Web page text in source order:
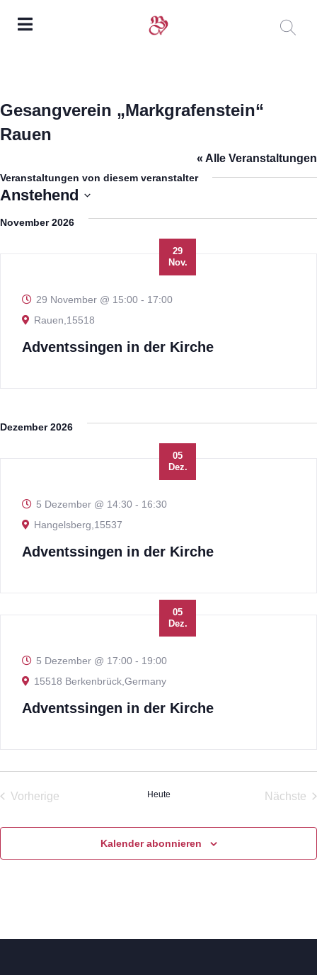
Gesangverein „Markgrafenstein“
Rauen
« Alle Veranstaltungen
Veranstaltungen von diesem veranstalter
Anstehend
Datum
November 2026
29
Nov.
29 November @ 15:00 - 17:00
Rauen,15518
Adventssingen in der Kirche
Dezember 2026
05
Dez.
5 Dezember @ 14:30 - 16:30
Hangelsberg,15537
Adventssingen in der Kirche
05
Dez.
5 Dezember @ 17:00 - 19:00
15518 Berkenbrück,Germany
Adventssingen in der Kirche
Vorherige
Heute
Nächste
Kalender abonnieren